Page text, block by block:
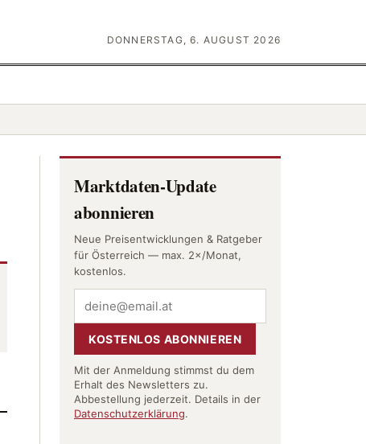
DONNERSTAG, 6. AUGUST 2026
Marktdaten-Update
abonnieren
Neue Preisentwicklungen & Ratgeber
für Österreich — max. 2×/Monat,
kostenlos.
KOSTENLOS ABONNIEREN
Mit der Anmeldung stimmst du dem
Erhalt des Newsletters zu.
Abbestellung jederzeit. Details in der
Datenschutzerklärung.